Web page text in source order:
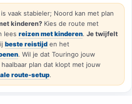
vaak stabieler; Noord kan met plan
kinderen? Kies de route met
lees reizen met kinderen. Je twijfelt
beste reistijd en het
. Wil je dat Touringo jouw
plan dat klopt met jouw
route-setup.